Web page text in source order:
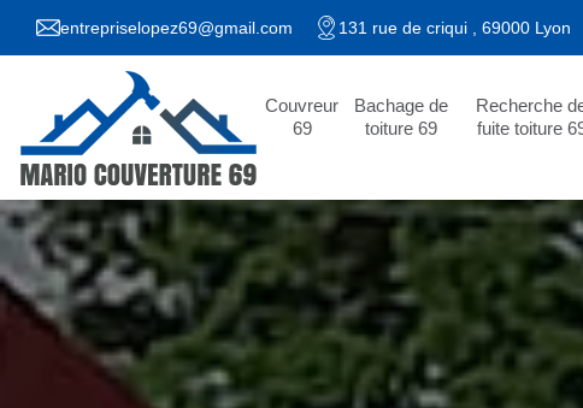
entrepriselopez69@gmail.com 131 rue de criqui , 69000 Lyon
Couvreur
69
Bachage de
toiture 69
Recherche
fuite toiture